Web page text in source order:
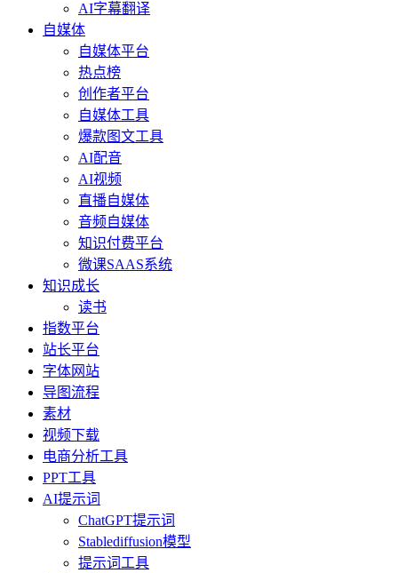
AI字幕翻译
自媒体
自媒体平台
热点榜
创作者平台
自媒体工具
爆款图文工具
AI配音
AI视频
直播自媒体
音频自媒体
知识付费平台
微课SAAS系统
知识成长
读书
指数平台
站长平台
字体网站
导图流程
素材
视频下载
电商分析工具
PPT工具
AI提示词
ChatGPT提示词
Stablediffusion模型
提示词工具